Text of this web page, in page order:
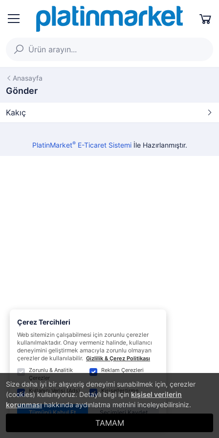
Size daha iyi bir alışveriş deneyimi sunabilmek için, çerezler
(cookies) kullanıyoruz. Detaylı bilgi içinkişisel verilerin
korunmasıhakkında aydınlatma metnini inceleyebilirsiniz.
TAMAM
Anasayfa
Gönder
Kakıç
PlatinMarket®E-Ticaret Sistemiİle Hazırlanmıştır.
Çerez Tercihleri
Web sitemizin çalışabilmesi için zorunlu çerezler
kullanılmaktadır. Onay vermeniz halinde, kullanıcı
deneyimini geliştirmek amacıyla zorunlu olmayan
çerezler de kullanılabilir. Gizlilik & Çerez Politikası
Zorunlu & Analitik
Çerezler
Reklam Çerezleri
Kullanıcı Verisi (Ads) Kişiselleştirme
Tümünü Kabul Et Seçimleri Kaydet